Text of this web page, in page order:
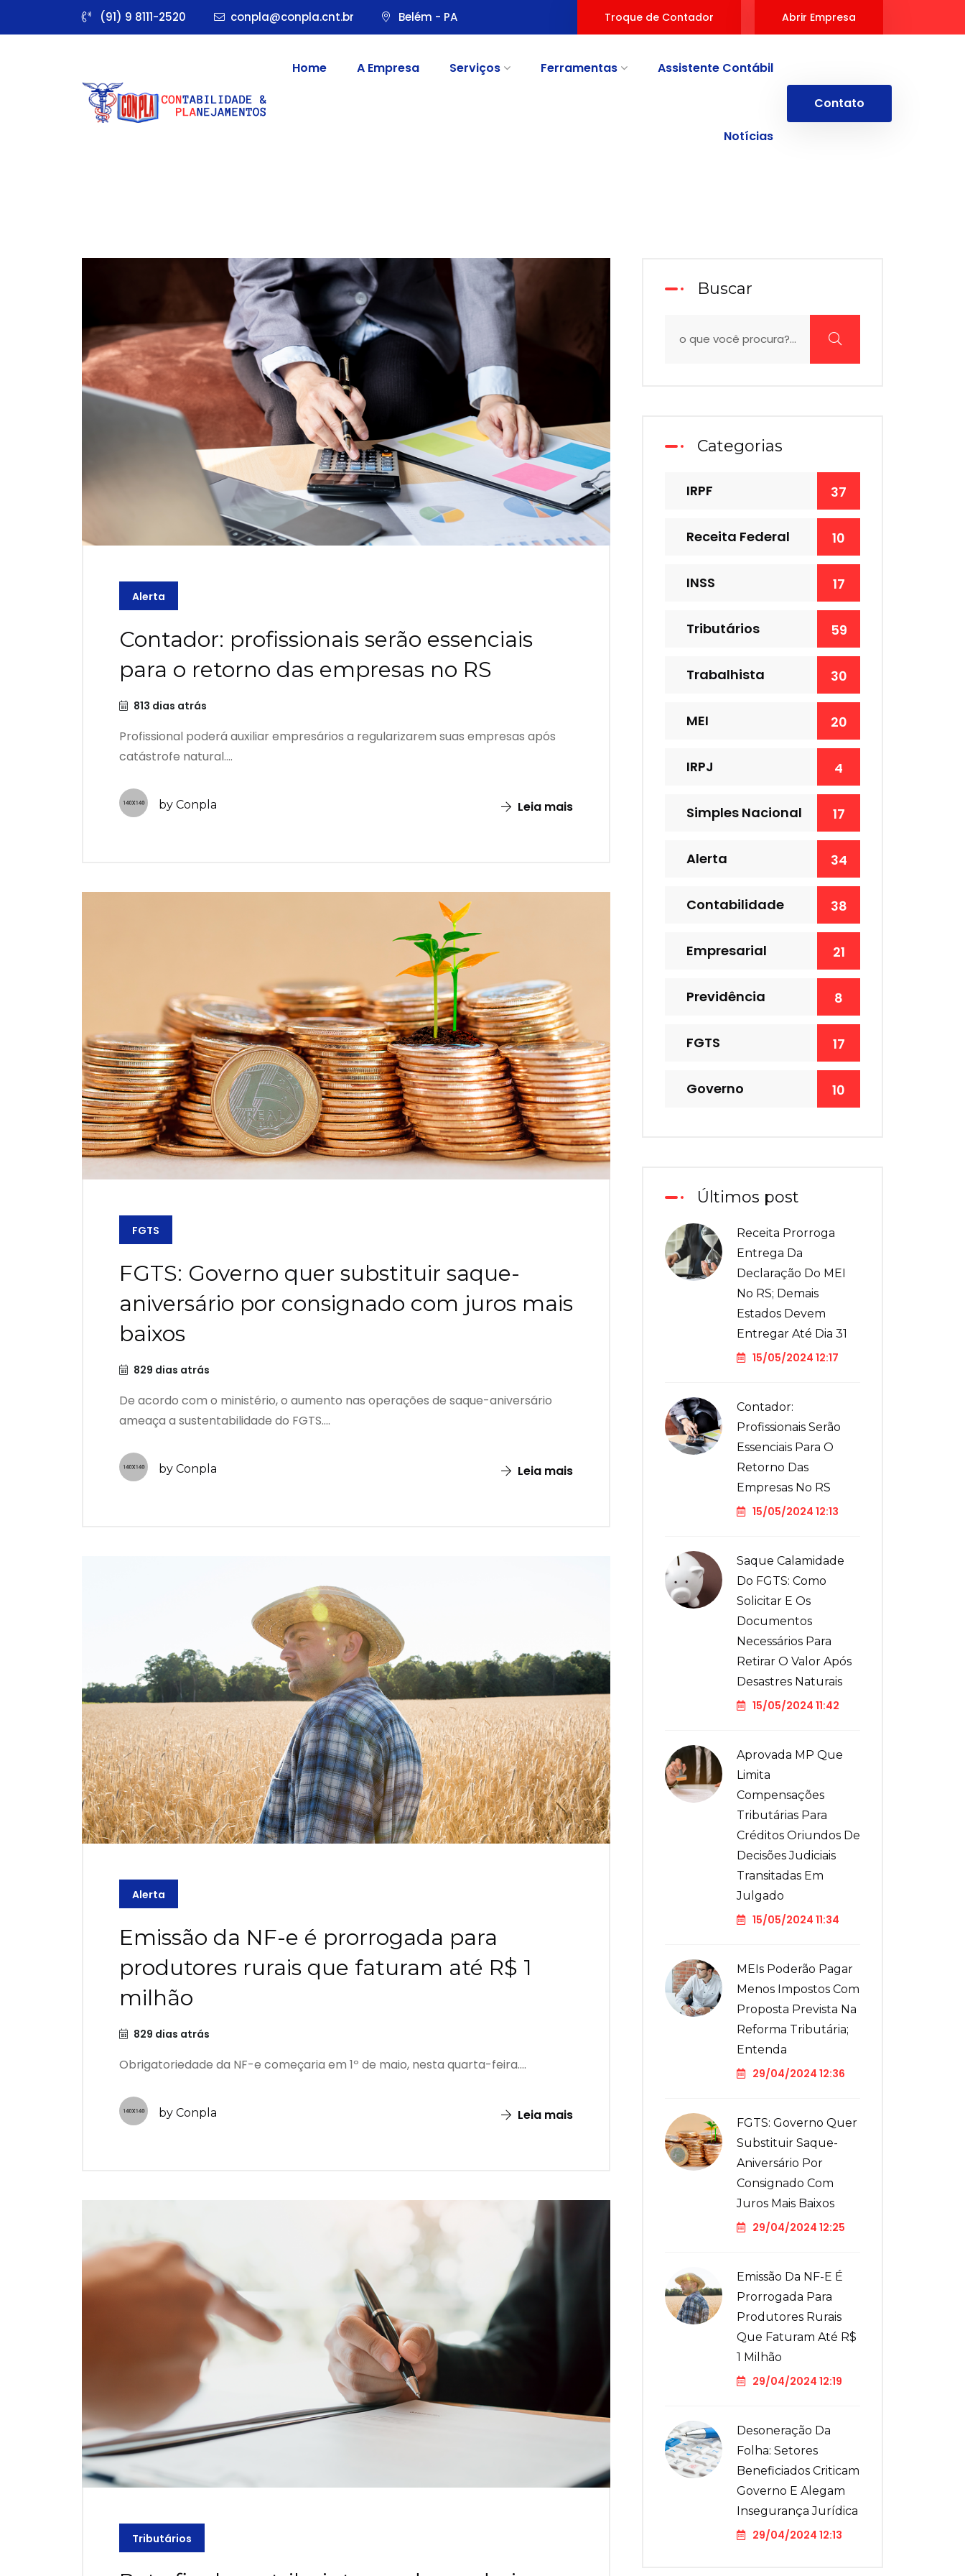
(91) 9 8111-2520 conpla@conpla.cnt.br Belém - PA Troque de Contador Abrir Empresa
Home A Empresa Serviços Ferramentas Assistente Contábil
Notícias
Contato
Alerta
Contador: profissionais serão essenciais
para o retorno das empresas no RS
813 dias atrás
Profissional poderá auxiliar empresários a regularizarem suas empresas após
catástrofe natural....
by Conpla Leia mais
FGTS
FGTS: Governo quer substituir saque-
aniversário por consignado com juros mais
baixos
829 dias atrás
De acordo com o ministério, o aumento nas operações de saque-aniversário
ameaça a sustentabilidade do FGTS....
by Conpla Leia mais
Alerta
Emissão da NF-e é prorrogada para
produtores rurais que faturam até R$ 1
milhão
829 dias atrás
Obrigatoriedade da NF-e começaria em 1º de maio, nesta quarta-feira....
by Conpla Leia mais
Tributários
Buscar
Categorias
IRPF 37
Receita Federal 10
INSS 17
Tributários 59
Trabalhista 30
MEI 20
IRPJ 4
Simples Nacional 17
Alerta 34
Contabilidade 38
Empresarial 21
Previdência 8
FGTS 17
Governo 10
Últimos post
Receita Prorroga
Entrega Da
Declaração Do MEI
No RS; Demais
Estados Devem
Entregar Até Dia 31
15/05/2024 12:17
Contador:
Profissionais Serão
Essenciais Para O
Retorno Das
Empresas No RS
15/05/2024 12:13
Saque Calamidade
Do FGTS: Como
Solicitar E Os
Documentos
Necessários Para
Retirar O Valor Após
Desastres Naturais
15/05/2024 11:42
Aprovada MP Que
Limita
Compensações
Tributárias Para
Créditos Oriundos De
Decisões Judiciais
Transitadas Em
Julgado
15/05/2024 11:34
MEIs Poderão Pagar
Menos Impostos Com
Proposta Prevista Na
Reforma Tributária;
Entenda
29/04/2024 12:36
FGTS: Governo Quer
Substituir Saque-
Aniversário Por
Consignado Com
Juros Mais Baixos
29/04/2024 12:25
Emissão Da NF-E É
Prorrogada Para
Produtores Rurais
Que Faturam Até R$
1 Milhão
29/04/2024 12:19
Desoneração Da
Folha: Setores
Beneficiados Criticam
Governo E Alegam
Insegurança Jurídica
29/04/2024 12:13